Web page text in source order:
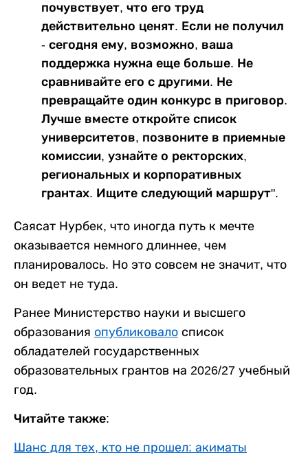
почувствует, что его труд
действительно ценят. Если не получил
- сегодня ему, возможно, ваша
поддержка нужна еще больше. Не
сравнивайте его с другими. Не
превращайте один конкурс в приговор.
Лучше вместе откройте список
университетов, позвоните в приемные
комиссии, узнайте о ректорских,
региональных и корпоративных
грантах. Ищите следующий маршрут".
Саясат Нурбек, что иногда путь к мечте
оказывается немного длиннее, чем
планировалось. Но это совсем не значит, что
он ведет не туда.
Ранее Министерство науки и высшего
образования опубликовало список
обладателей государственных
образовательных грантов на 2026/27 учебный
год.
Читайте также:
Шанс для тех, кто не прошел: акиматы